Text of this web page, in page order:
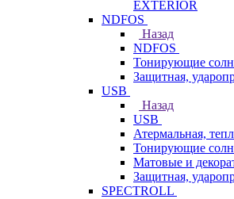
EXTERIOR
NDFOS
Назад
NDFOS
Тонирующие
Защитная,
USB
Назад
USB
Атермальная,
Тонирующие
Матовые и
Защитная,
SPECTROLL